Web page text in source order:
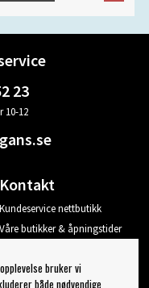
23
10-12
Kontakt
Kundeservice nettbutikk
Våre butikker & åpningstider
Logg ut
bruker vi
både nødvendige